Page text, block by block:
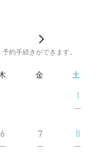
端（カフェの隣）に
約手続きができます。
金 土
1
6 7 8